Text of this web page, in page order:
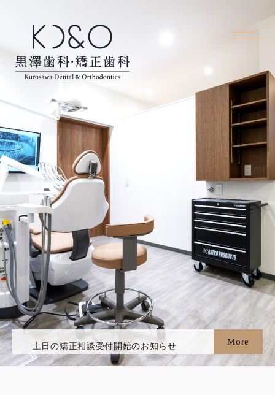
土日の矯正相談受付開始のお知らせ
土日の診療について
8月の休診について
土日の矯正相談受付開始のお知らせ
土日の診療について
More